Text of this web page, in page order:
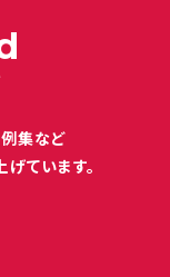
集など
ています。